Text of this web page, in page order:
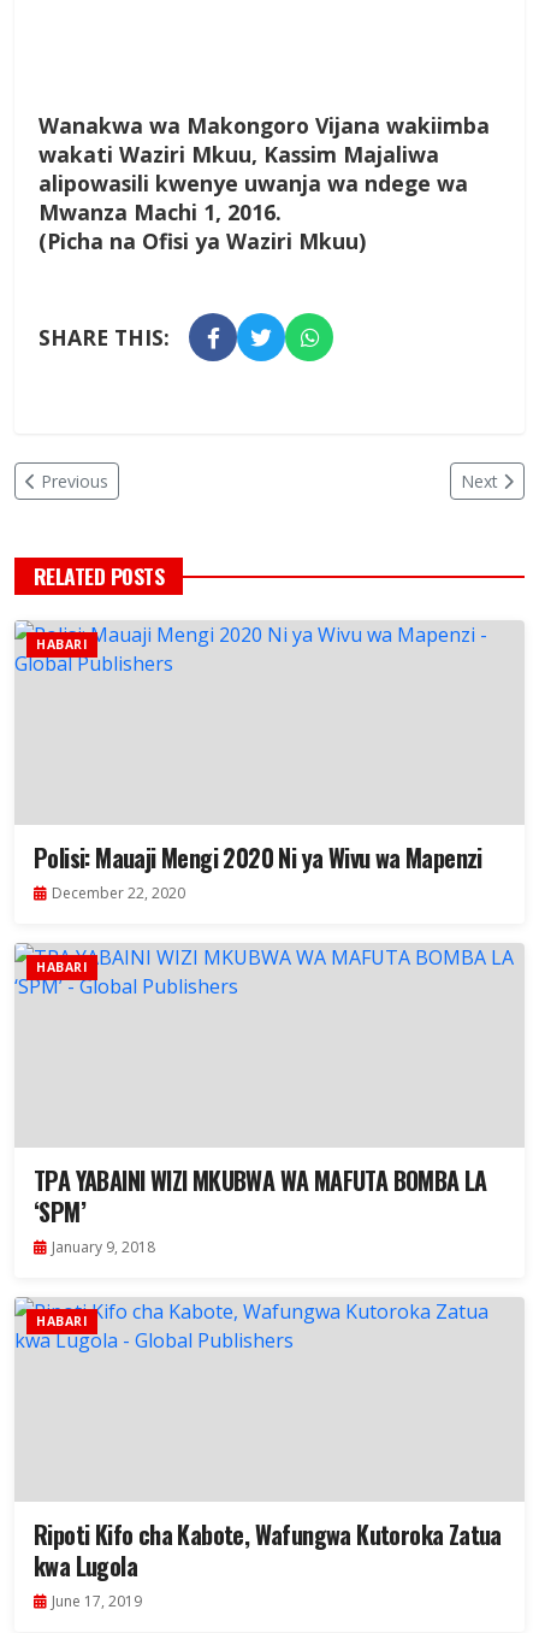
Wanakwa wa Makongoro Vijana wakiimba
wakati Waziri Mkuu, Kassim Majaliwa
alipowasili kwenye uwanja wa ndege wa
Mwanza Machi 1, 2016.
(Picha na Ofisi ya Waziri Mkuu)
SHARE THIS:
Previous Next
RELATED POSTS
HABARI
Polisi: Mauaji Mengi 2020 Ni ya Wivu wa Mapenzi
December 22, 2020
HABARI
TPA YABAINI WIZI MKUBWA WA MAFUTA BOMBA LA
‘SPM’
January 9, 2018
HABARI
Ripoti Kifo cha Kabote, Wafungwa Kutoroka Zatua
kwa Lugola
June 17, 2019